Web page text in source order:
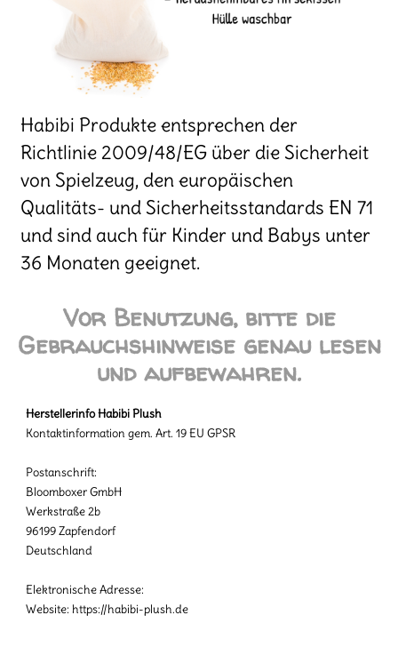
Habibi Produkte entsprechen der
Richtlinie 2009/48/EG über die Sicherheit
von Spielzeug, den europäischen
Qualitäts- und Sicherheitsstandards EN 71
und sind auch für Kinder und Babys unter
36 Monaten geeignet.
Vor Benutzung, bitte die
Gebrauchshinweise genau lesen
und aufbewahren.
Herstellerinfo Habibi Plush
Kontaktinformation gem. Art. 19 EU GPSR
Postanschrift:
Bloomboxer GmbH
Werkstraße 2b
96199 Zapfendorf
Deutschland
Elektronische Adresse:
Website: https://habibi-plush.de